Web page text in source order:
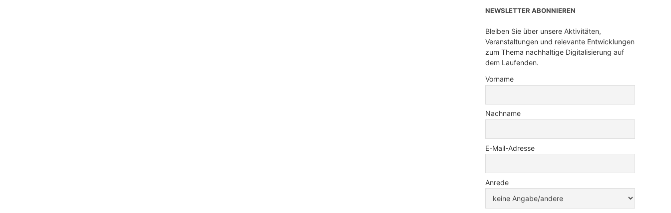
NEWSLETTER ABONNIEREN
Bleiben Sie über unsere Aktivitäten,
Veranstaltungen und relevante Entwicklungen
zum Thema nachhaltige Digitalisierung auf
dem Laufenden.
Vorname
Nachname
E-Mail-Adresse
Anrede